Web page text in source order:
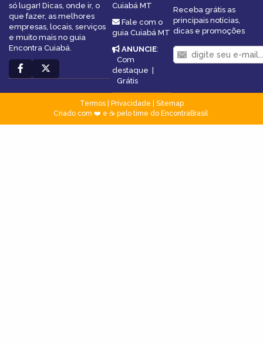
só lugar! Dicas, onde ir, o
que fazer, as melhores
empresas, locais, serviços
e muito mais no guia
Encontra Cuiabá.
Cuiabá MT
Fale com o
guia Cuiabá MT
ANUNCIE:
Com
destaque |
Grátis
Receba grátis as
principais notícias,
dicas e promoções
Termos| Privacidade
Sitemap
Criado com ❤️ e ☕ pelo time do EncontraBrasil